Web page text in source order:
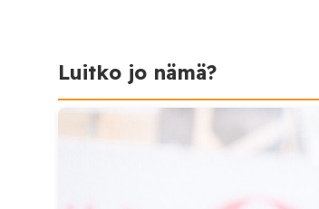
Luitko jo nämä?